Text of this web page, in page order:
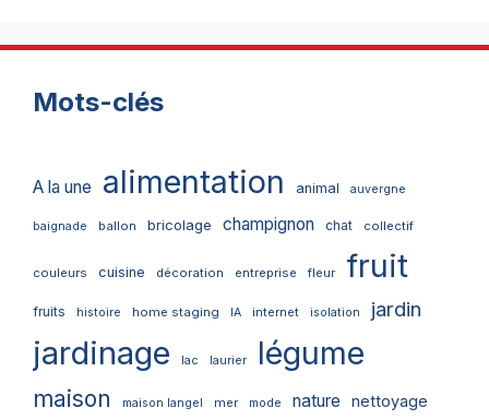
Mots-clés
A la une alimentation animal auvergne
baignade ballon bricolage champignon chat collectif
couleurs cuisine décoration entreprise fleur fruit
fruits histoire home staging IA internet isolation jardin
jardinage lac laurier légume
maison maison langel mer mode nature nettoyage